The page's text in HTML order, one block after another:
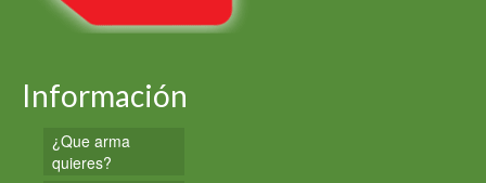
Información
¿Que arma
quieres?